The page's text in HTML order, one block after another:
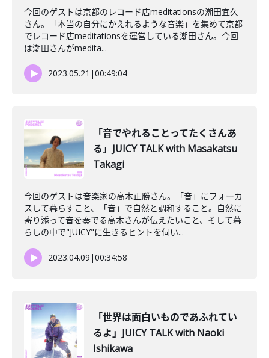
今回のゲストは京都のレコード店meditationsの潮田宜久
さん。「本当の自分にかえれるような音楽」を集めて京都
でレコード店meditationsを運営している潮田さん。今回
は潮田さんがmedita...
2023.05.21 |00:49:04
「音でやれることってたくさんあ
る」JUICY TALK with Masakatsu
Takagi
今回のゲストは音楽家の高木正勝さん。「音」にフォーカ
スして暮らすこと、「音」で自然と調和すること。自然に
寄り添って音を奏でる高木さんが伝えたいこと、そして暮
らしの中で"JUICY"に生きるヒントを伺い...
2023.04.09 |00:34:58
「世界は面白いものであふれてい
るよ」JUICY TALK with Naoki
Ishikawa